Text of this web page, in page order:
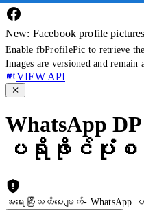
New: Facebook profile pictures
Enable fbProfilePic to retrieve
Images are versioned and remain
VIEW API
WhatsApp
ပရိုဖိုင်ပုံစစ်
အရေးကြီးသတိပေးချက်-